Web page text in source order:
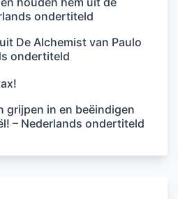
ondertiteld
De Alchemist van Paulo
ondertiteld
grijpen in en beëindigen
– Nederlands ondertiteld